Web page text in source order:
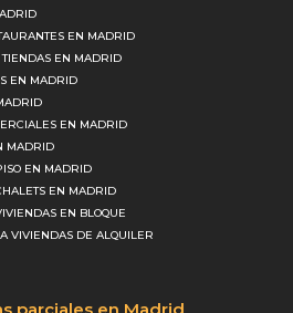
EN MADRID
TIENDAS EN MADRID
EN MADRID
EN MADRID
MADRID
EN MADRID
EN MADRID
EN BLOQUE
VIVIENDAS DE ALQUILER